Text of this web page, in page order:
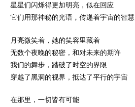
星星们闪烁得更加明亮，似在回应
它们用那神秘的光语，传递着宇宙的智慧
月亮微笑着，她的笑容里藏着
无数个夜晚的秘密，和对未来的期许
我们的舞步，踏破了时空的界限
穿越了黑洞的视界，抵达了平行的宇宙
在那里，一切皆有可能